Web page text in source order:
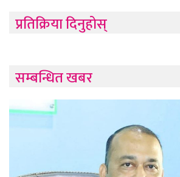
प्रतिक्रिया दिनुहोस्
सम्बन्धित खबर